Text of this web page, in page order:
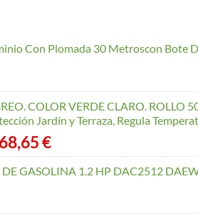
Con Plomada 30 Metroscon Bote
COLOR VERDE CLARO. ROLLO
Jardín y Terraza, Regula
€Rango
precios:
DE GASOLINA 1.2 HP DAC2512